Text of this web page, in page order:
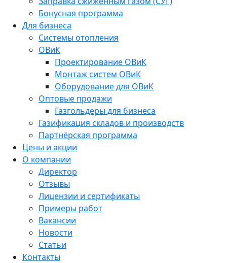
Бонусная программа
Для бизнеса
Системы отопления
ОВиК
Проектирование ОВиК
Монтаж систем ОВиК
Оборудование для ОВиК
Оптовые продажи
Газгольдеры для бизнеса
Газификация складов и производств
Партнёрская программа
Цены и акции
О компании
Директор
Отзывы
Лицензии и сертификаты
Примеры работ
Вакансии
Новости
Статьи
Контакты